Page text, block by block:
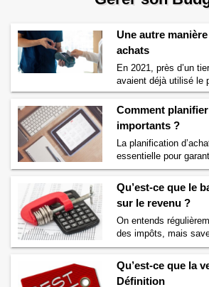
Une autre
achats
En 2021, près d’un
avaient déjà utilisé le
Cet engouement
compatriotes
de paiement. Le
quoi s’agit-il ?
paiement fractionné
achats en plusieurs
règle donc tout de …
Une autre manière de
Comment
importants ?
La planification
essentielle pour
financer ces
responsable sans
finances. Voici les 10
planifier vos achats
vos achats
Commencez par
les achats
planifier des achats
Qu’est-ce que le
sur le revenu ?
On entends
des impôts, mais
fait-il référence ? Si
alors lisez vite la
tout sur le fameux
revenu. Qu’est-ce
Qu’est-ce que la
Définition